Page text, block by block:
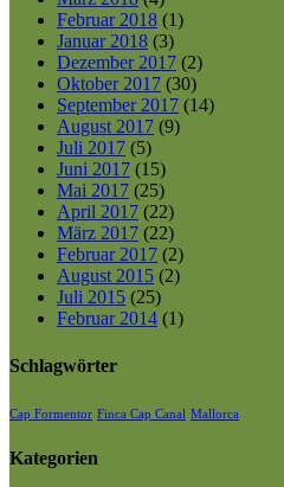
Februar 2018 (1)
Januar 2018 (3)
Dezember 2017 (2)
Oktober 2017 (30)
September 2017 (14)
August 2017 (9)
Juli 2017 (5)
Juni 2017 (15)
Mai 2017 (25)
April 2017 (22)
März 2017 (22)
Februar 2017 (2)
August 2015 (2)
Juli 2015 (25)
Februar 2014 (1)
Schlagwörter
Cap Formentor Finca Cap Canal Mallorca
Kategorien